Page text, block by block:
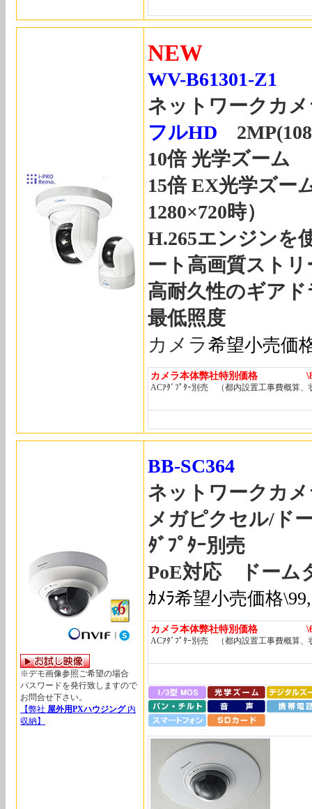
NEW
WV-B61301-Z1
ネットワークカ
フルHD
10倍 光学ズーム
15倍 EX光学ズ
1280×720時）
H.265エンジンを
ート高画質スト
高耐久性のギア
最低照度
カメラ希望小売価
カメラ本体弊社特別価格
ACｱﾀﾞﾌﾟﾀｰ別売 （都内設置工事費概算、
※デモ画像参照ご希望の場合
パスワードを発行致しますので
お問合せ下さい。
【弊社 屋外用PXハウジング 内
収納】
BB-SC364
ネットワークカ
メガピクセル/ド
ﾀﾞﾌﾟﾀｰ別売
PoE対応 ドーム
ｶﾒﾗ希望小売価格
カメラ本体弊社特別価格
ACｱﾀﾞﾌﾟﾀｰ別売 （都内設置工事費概算、